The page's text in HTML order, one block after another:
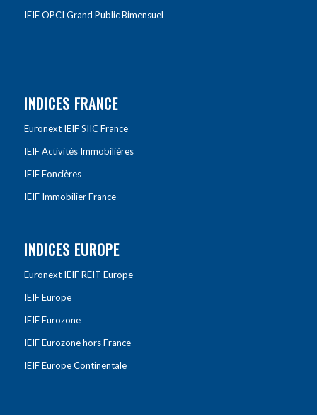
IEIF OPCI Grand Public Bimensuel
INDICES FRANCE
Euronext IEIF SIIC France
IEIF Activités Immobilières
IEIF Foncières
IEIF Immobilier France
INDICES EUROPE
Euronext IEIF REIT Europe
IEIF Europe
IEIF Eurozone
IEIF Eurozone hors France
IEIF Europe Continentale